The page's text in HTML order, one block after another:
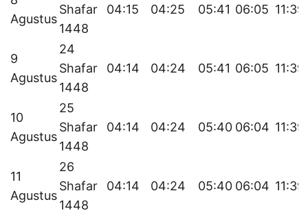
Agustus
Shafar
1448
04:15 04:25 05:41 06:05 11:39
9
Agustus
24
Shafar
1448
04:14 04:24 05:41 06:05 11:39
10
Agustus
25
Shafar
1448
04:14 04:24 05:40 06:04 11:39
11
Agustus
26
Shafar
1448
04:14 04:24 05:40 06:04 11:39